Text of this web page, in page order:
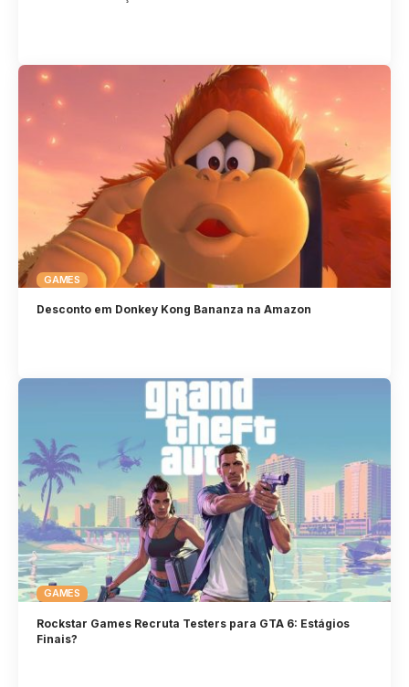
GAMES
Desconto em Donkey Kong Bananza na Amazon
GAMES
Rockstar Games Recruta Testers para GTA 6: Estágios
Finais?